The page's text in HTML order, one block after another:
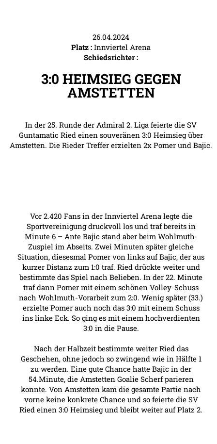
26.04.2024
Platz : Innviertel Arena
Schiedsrichter :
3:0 HEIMSIEG GEGEN
AMSTETTEN
In der 25. Runde der Admiral 2. Liga feierte die SV
Guntamatic Ried einen souveränen 3:0 Heimsieg über
Amstetten. Die Rieder Treffer erzielten 2x Pomer und Bajic.
Vor 2.420 Fans in der Innviertel Arena legte die
Sportvereinigung druckvoll los und traf bereits in
Minute 6 – Ante Bajic stand aber beim Wohlmuth-
Zuspiel im Abseits. Zwei Minuten später gleiche
Situation, diesesmal Pomer von links auf Bajic, der aus
kurzer Distanz zum 1:0 traf. Ried drückte weiter und
bestimmte das Spiel nach Belieben. In der 22. Minute
traf dann Pomer mit einem schönen Volley-Schuss
nach Wohlmuth-Vorarbeit zum 2:0. Wenig später (33.)
erzielte Pomer auch noch das 3:0 mit einem Schuss
ins linke Eck. So ging es mit einem hochverdienten
3:0 in die Pause.
Nach der Halbzeit bestimmte weiter Ried das
Geschehen, ohne jedoch so zwingend wie in Hälfte 1
zu werden. Eine gute Chance hatte Bajic in der
54.Minute, die Amstetten Goalie Scherf parieren
konnte. Von Amstetten kam die gesamte Partie nach
vorne keine konkrete Chance und so feierte die SV
Ried einen 3:0 Heimsieg und bleibt weiter auf Platz 2.